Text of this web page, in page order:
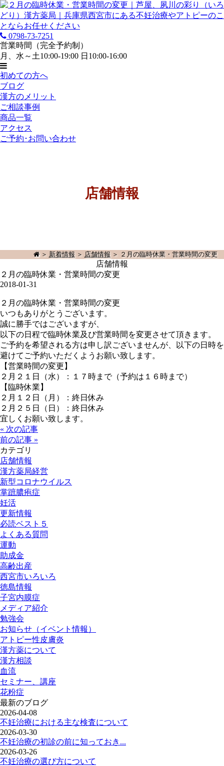
0798-73-7251
営業時間（完全予約制）
月、水～土10:00-19:00 日10:00-16:00
初めての方へ
ブログ
漢方のメリット
ご相談事例
商品一覧
アクセス
ご予約･お問い合わせ
店舗情報
＞ 新着情報＞ 店舗情報＞ ２月の臨時休業・営業時間の変更
店舗情報
２月の臨時休業・営業時間の変更
2018-01-31
２月の臨時休業・営業時間の変更
いつもありがとうございます。
誠に勝手ではございますが、
以下の日程で臨時休業及び営業時間を変更させて頂きます。
ご予約を希望される方は申し訳ございませんが、以下の日時を
避けてご予約いただくようお願い致します。
【営業時間の変更】
２月２１日（水）：１７時まで（予約は１６時まで）
【臨時休業】
２月１２日（月）：終日休み
２月２５日（日）：終日休み
宜しくお願い致します。
« 次の記事
前の記事 »
カテゴリ
店舗情報
漢方薬局経営
新型コロナウイルス
掌蹠膿疱症
妊活
更新情報
必読ベスト５
よくある質問
運動
助成金
高齢出産
西宮市いろいろ
徳島情報
子宮内膜症
メディア紹介
勉強会
お知らせ（イベント情報）
アトピー性皮膚炎
漢方薬について
漢方相談
血流
セミナー、講座
花粉症
最新のブログ
2026-04-08
不妊治療における主な検査について
2026-03-30
不妊治療の初診の前に知っておき...
2026-03-26
不妊治療の選び方について